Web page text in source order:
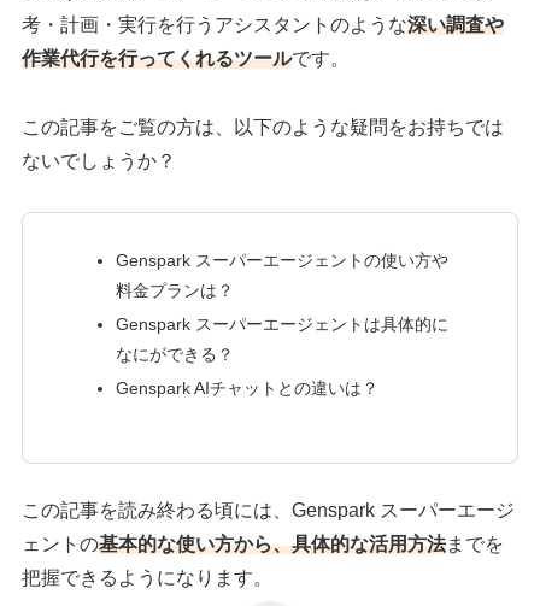
考・計画・実行を行うアシスタントのような深い調査や
作業代行を行ってくれるツールです。
この記事をご覧の方は、以下のような疑問をお持ちでは
ないでしょうか？
Genspark スーパーエージェントの使い方や
料金プランは？
Genspark スーパーエージェントは具体的に
なにができる？
Genspark AIチャットとの違いは？
この記事を読み終わる頃には、Genspark スーパーエージ
ェントの基本的な使い方から、具体的な活用方法までを
把握できるようになります。